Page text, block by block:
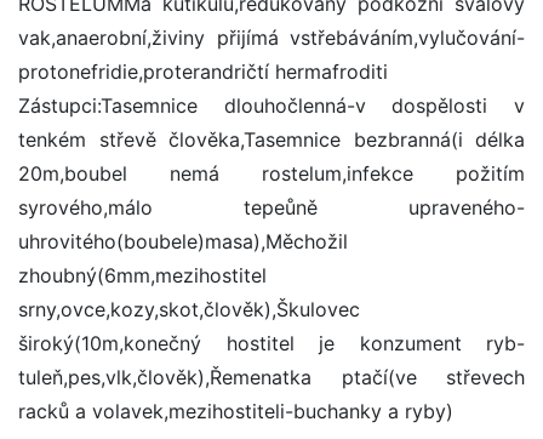
vak,anaerobní,živiny přijímá vstřebáváním,vylučování-
protonefridie,proterandričtí hermafroditi
Zástupci:Tasemnice dlouhočlenná-v dospělosti v
tenkém střevě člověka,Tasemnice bezbranná(i délka
20m,boubel nemá rostelum,infekce požitím
syrového,málo tepeůně upraveného-
uhrovitého(boubele)masa),Měchožil
zhoubný(6mm,mezihostitel
srny,ovce,kozy,skot,člověk),Škulovec
široký(10m,konečný hostitel je konzument ryb-
tuleň,pes,vlk,člověk),Řemenatka ptačí(ve střevech
racků a volavek,mezihostiteli-buchanky a ryby)